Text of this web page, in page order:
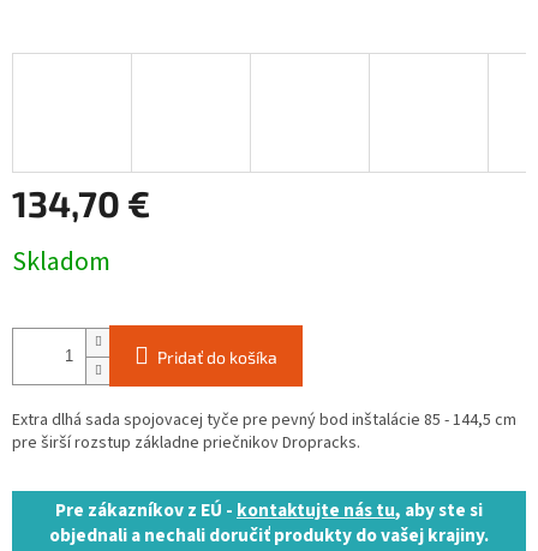
134,70 €
cena:
Skladom
Pridať do košíka
Extra dlhá sada spojovacej tyče pre pevný bod inštalácie 85 - 144,5 cm
pre širší rozstup základne priečnikov Dropracks.
Pre zákazníkov z EÚ -kontaktujte nás tu, aby ste si
objednali a nechali doručiť produkty do vašej krajiny.